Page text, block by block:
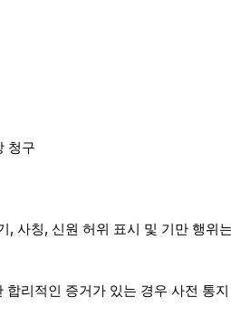
청구
사칭, 신원 허위 표시 및 기만 행위
리적인 증거가 있는 경우 사전 통